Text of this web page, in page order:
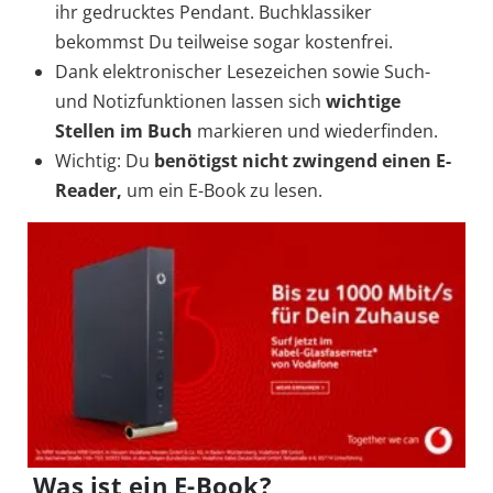
ihr gedrucktes Pendant. Buchklassiker
bekommst Du teilweise sogar kostenfrei.
Dank elektronischer Lesezeichen sowie Such-
und Notizfunktionen lassen sich wichtige
Stellen im Buch markieren und wiederfinden.
Wichtig: Du benötigst nicht zwingend einen E-
Reader, um ein E-Book zu lesen.
Was ist ein E-Book?